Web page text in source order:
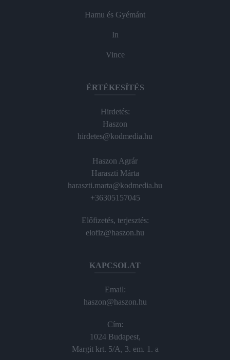
Hamu és Gyémánt
In
Vince
ÉRTÉKESÍTÉS
Hirdetés:
Haszon
hirdetes@kodmedia.hu
Haszon Agrár
Haraszti Márta
haraszti.marta@kodmedia.hu
+36305157045
Előfizetés, terjesztés:
elofiz@haszon.hu
KAPCSOLAT
Email:
haszon@haszon.hu
Cím:
1024 Budapest,
Margit krt. 5/A, 3. em. 1. a